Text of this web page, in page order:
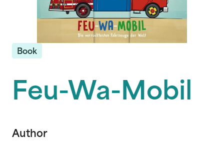
Book
Feu-Wa-Mobil
Author